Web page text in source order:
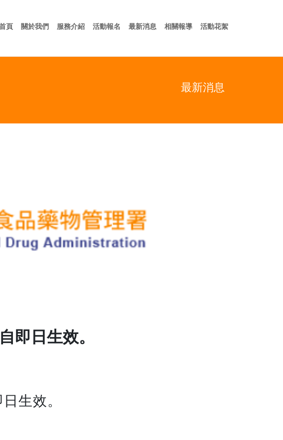
頁首頁關於我們關於我們
服務介紹服務介紹
活動報名 活動報名
最新消息 最新消息
相關報導相關報導
活動花絮活動花絮
最新消息
即日生效。
生效。